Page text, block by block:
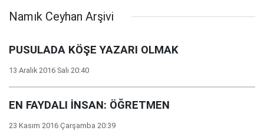
Namık Ceyhan Arşivi
PUSULADA KÖŞE YAZARI OLMAK
13 Aralık 2016 Salı 20:40
EN FAYDALI İNSAN: ÖĞRETMEN
23 Kasım 2016 Çarşamba 20:39